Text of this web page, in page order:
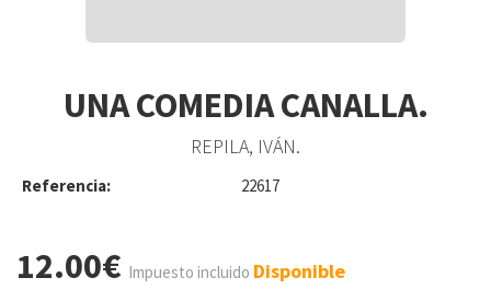
UNA COMEDIA CANALLA.
REPILA, IVÁN.
Referencia: 22617
12.00€ Impuesto incluido Disponible